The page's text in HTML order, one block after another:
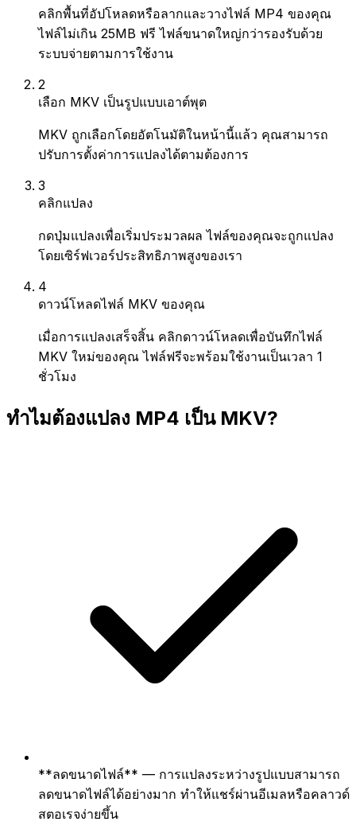
คลิกพื้นที่อัปโหลดหรือลากและวางไฟล์ MP4 ของคุณ
ไฟล์ไม่เกิน 25MB ฟรี ไฟล์ขนาดใหญ่กว่ารองรับด้วย
ระบบจ่ายตามการใช้งาน
2
เลือก MKV เป็นรูปแบบเอาต์พุต
MKV ถูกเลือกโดยอัตโนมัติในหน้านี้แล้ว คุณสามารถ
ปรับการตั้งค่าการแปลงได้ตามต้องการ
3
คลิกแปลง
กดปุ่มแปลงเพื่อเริ่มประมวลผล ไฟล์ของคุณจะถูกแปลง
โดยเซิร์ฟเวอร์ประสิทธิภาพสูงของเรา
4
ดาวน์โหลดไฟล์ MKV ของคุณ
เมื่อการแปลงเสร็จสิ้น คลิกดาวน์โหลดเพื่อบันทึกไฟล์
MKV ใหม่ของคุณ ไฟล์ฟรีจะพร้อมใช้งานเป็นเวลา 1
ชั่วโมง
ทำไมต้องแปลง MP4 เป็น MKV?
**ลดขนาดไฟล์** — การแปลงระหว่างรูปแบบสามารถ
ลดขนาดไฟล์ได้อย่างมาก ทำให้แชร์ผ่านอีเมลหรือคลาวด์
สตอเรจง่ายขึ้น